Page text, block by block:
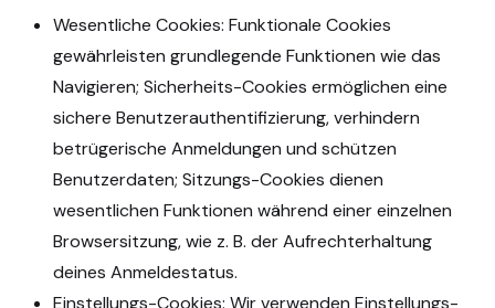
Wesentliche Cookies: Funktionale Cookies
gewährleisten grundlegende Funktionen wie das
Navigieren; Sicherheits-Cookies ermöglichen eine
sichere Benutzerauthentifizierung, verhindern
betrügerische Anmeldungen und schützen
Benutzerdaten; Sitzungs-Cookies dienen
wesentlichen Funktionen während einer einzelnen
Browsersitzung, wie z. B. der Aufrechterhaltung
deines Anmeldestatus.
Einstellungs-Cookies: Wir verwenden Einstellungs-